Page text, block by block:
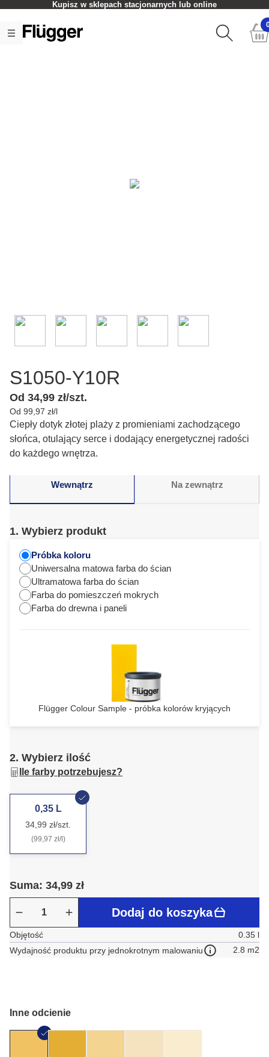
Kupisz w sklepach stacjonarnych lub online
S1050-Y10R
Od 34,99 zł/szt.
Od 99,97 zł/l
Ciepły dotyk złotej plaży z promieniami zachodzącego
słońca, otulający serce i dodający energetycznej radości
do każdego wnętrza.
Wewnątrz Na zewnątrz
1. Wybierz produkt
Próbka koloru
Uniwersalna matowa farba do ścian
Ultramatowa farba do ścian
Farba do pomieszczeń mokrych
Farba do drewna i paneli
Flügger Colour Sample - próbka kolorów kryjących
2. Wybierz ilość
Ile farby potrzebujesz?
0,35 L
34,99 zł/szt.
(99,97 zł/l)
Suma: 34,99 zł
Dodaj do koszyka
Objętość
0.35 l
Wydajność produktu przy jednokrotnym malowaniu
2.8 m2
Inne odcienie